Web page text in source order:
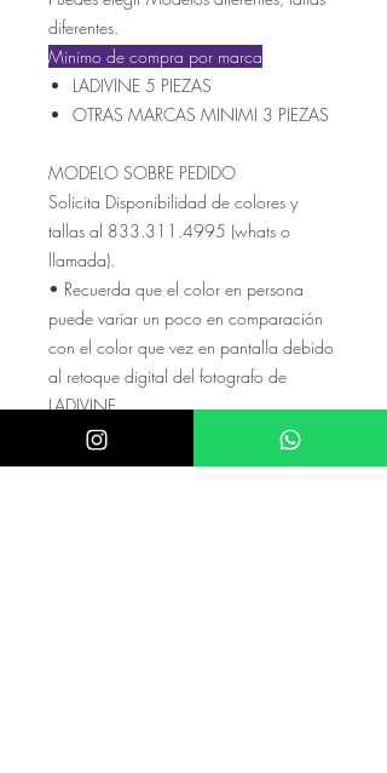
diferentes.
Minimo de compra por marca
LADIVINE 5 PIEZAS
OTRAS MARCAS MINIMI 3 PIEZAS
MODELO SOBRE PEDIDO
Solicita Disponibilidad de colores y
tallas al 833.311.4995 (whats o
llamada).
• Recuerda que el color en persona
puede variar un poco en comparación
con el color que vez en pantalla debido
al retoque digital del fotografo de
LADIVINE
El precio NO incluye el envio a tu